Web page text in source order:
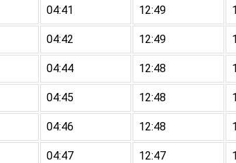
04:41 12:49
04:42 12:49
04:44 12:48
04:45 12:48
04:46 12:48
04:47 12:47